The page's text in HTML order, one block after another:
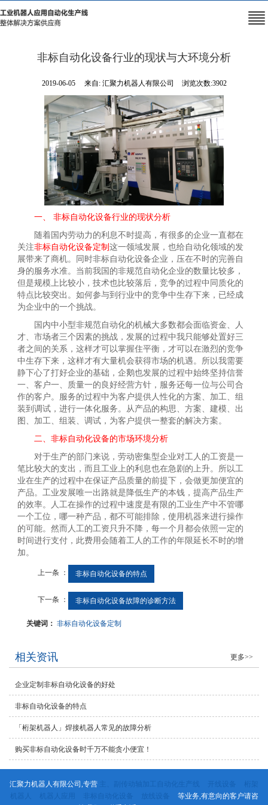
非标自动化设备行业的现状与大环境分析
2019-06-05 来自: 汇聚力机器人有限公司 浏览次数:3902
一、 非标自动化设备行业的现状分析
随着国内劳动力的利息不时提高，有很多的企业一直都在
关注非标自动化设备定制这一领域发展，也给自动化领域的发
展带来了商机。同时非标自动化设备企业，压在不时的完善自
身的服务水准。当前我国的非规范自动化企业的数量比较多，
但是规模上比较小，技术也比较落后，竞争的过程中同质化的
特点比较突出。如何参与到行业中的竞争中生存下来，已经成
为企业中的一个挑战。
国内中小型非规范自动化的机械大多数都会面临资金、人
才、市场者三个因素的挑战，发展的过程中我只能够处置好三
者之间的关系，这样才可以掌握住平衡，才可以在激烈的竞争
中生存下来，这样才有大量机会获得市场的机遇。所以我需要
静下心了打好企业的基础，企鹅也发展的过程中始终坚持信誉
一、客户一、质量一的良好经营方针，服务还每一位与公司合
作的客户。服务的过程中为客户提供人性化的方案、加工、组
装到调试，进行一体化服务。从产品的构思、方案、建模、出
图、加工、组装、调试，为客户提供一整套的解决方案。
二、非标自动化设备的市场环境分析
对于生产的部门来说，劳动密集型企业对工人的工资是一
笔比较大的支出，而且工业上的利息也在急剧的上升。所以工
业在生产的过程中在保证产品质量的前提下，会做更加便宜的
产品。工业发展唯一出路就是降低生产的本钱，提高产品生产
的效率。人工在操作的过程中速度是有限的工业生产中不管哪
一个工位，哪一种产品，都不可能排除，使用机器来进行操作
的可能。然而人工的工资只升不降，每一个月都会依照一定的
时间进行支付，此费用会随着工人的工作的年限延长不时的增
加。
上一条 ： 非标自动化设备的特点
下一条 ： 非标自动化设备故障的诊断方法
关键词：非标自动化设备定制
相关资讯 更多>>
企业定制非标自动化设备的好处
非标自动化设备的特点
「桁架机器人」焊接机器人常见的故障分析
购买非标自动化设备时千万不能贪小便宜！
汇聚力机器人有限公司,专营 主、副传动轴加工自动化生产线 开线设备
桁架
机器人
机器人应用 非标自动化设备 放线设备
等业务,有意向的客户请咨